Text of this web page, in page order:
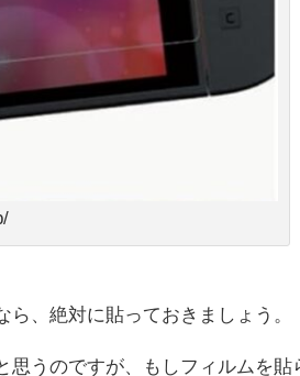
ら、絶対に貼っておきましょう。
思うのですが、もしフィルムを貼